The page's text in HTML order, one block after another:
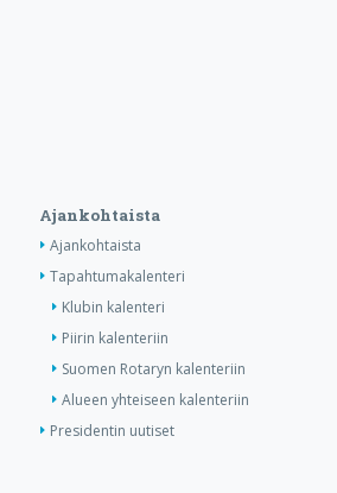
Ajankohtaista
Ajankohtaista
Tapahtumakalenteri
Klubin kalenteri
Piirin kalenteriin
Suomen Rotaryn kalenteriin
Alueen yhteiseen kalenteriin
Presidentin uutiset